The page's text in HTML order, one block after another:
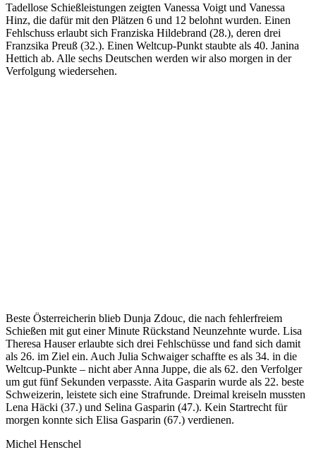
Tadellose Schießleistungen zeigten Vanessa Voigt und Vanessa
Hinz, die dafür mit den Plätzen 6 und 12 belohnt wurden. Einen
Fehlschuss erlaubt sich Franziska Hildebrand (28.), deren drei
Franzsika Preuß (32.). Einen Weltcup-Punkt staubte als 40. Janina
Hettich ab. Alle sechs Deutschen werden wir also morgen in der
Verfolgung wiedersehen.
Beste Österreicherin blieb Dunja Zdouc, die nach fehlerfreiem
Schießen mit gut einer Minute Rückstand Neunzehnte wurde. Lisa
Theresa Hauser erlaubte sich drei Fehlschüsse und fand sich damit
als 26. im Ziel ein. Auch Julia Schwaiger schaffte es als 34. in die
Weltcup-Punkte – nicht aber Anna Juppe, die als 62. den Verfolger
um gut fünf Sekunden verpasste. Aita Gasparin wurde als 22. beste
Schweizerin, leistete sich eine Strafrunde. Dreimal kreiseln mussten
Lena Häcki (37.) und Selina Gasparin (47.). Kein Startrecht für
morgen konnte sich Elisa Gasparin (67.) verdienen.
Michel Henschel